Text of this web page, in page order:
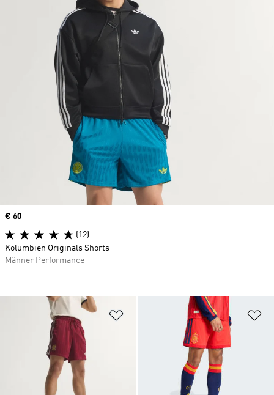
Zur Wunschliste hinzufügen
Price
€ 60
(12)
Kolumbien Originals Shorts
Männer Performance